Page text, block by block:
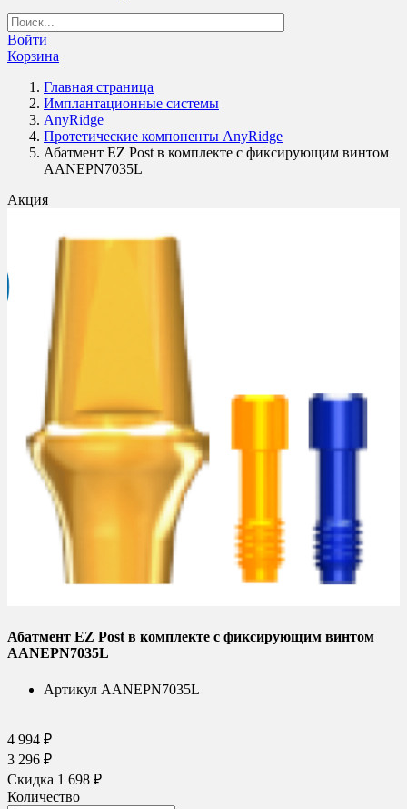
Войти
Корзина
Главная страница
Имплантационные системы
AnyRidge
Протетические компоненты AnyRidge
Абатмент EZ Post в комплекте с фиксирующим винтом
AANEPN7035L
Акция
Абатмент EZ Post в комплекте с фиксирующим винтом
AANEPN7035L
Артикул AANEPN7035L
4 994 ₽
3 296 ₽
Скидка 1 698 ₽
Количество